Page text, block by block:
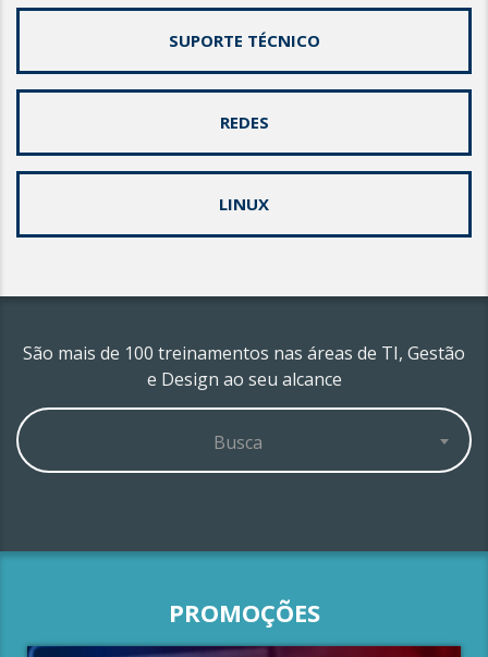
SUPORTE TÉCNICO
REDES
LINUX
São mais de 100 treinamentos nas áreas de TI, Gestão
e Design ao seu alcance
Busca
PROMOÇÕES